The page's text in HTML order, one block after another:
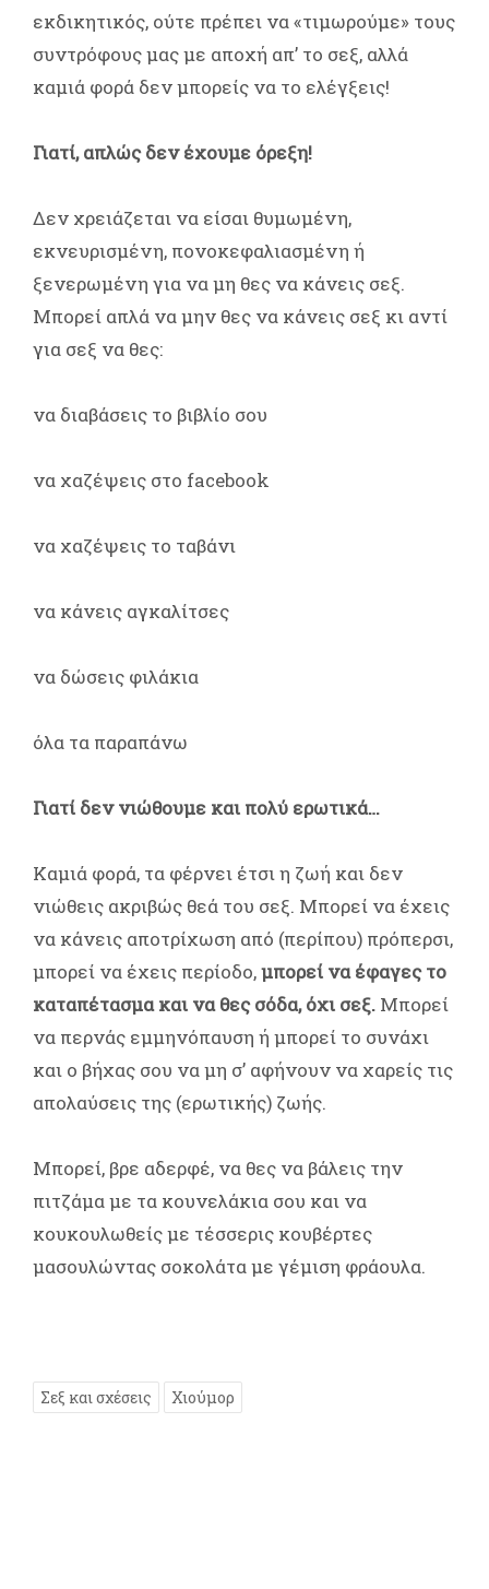
εκδικητικός, ούτε πρέπει να «τιμωρούμε» τους
συντρόφους μας με αποχή απ’ το σεξ, αλλά
καμιά φορά δεν μπορείς να το ελέγξεις!
Γιατί, απλώς δεν έχουμε όρεξη!
Δεν χρειάζεται να είσαι θυμωμένη,
εκνευρισμένη, πονοκεφαλιασμένη ή
ξενερωμένη για να μη θες να κάνεις σεξ.
Μπορεί απλά να μην θες να κάνεις σεξ κι αντί
για σεξ να θες:
να διαβάσεις το βιβλίο σου
να χαζέψεις στο facebook
να χαζέψεις το ταβάνι
να κάνεις αγκαλίτσες
να δώσεις φιλάκια
όλα τα παραπάνω
Γιατί δεν νιώθουμε και πολύ ερωτικά…
Καμιά φορά, τα φέρνει έτσι η ζωή και δεν
νιώθεις ακριβώς θεά του σεξ. Μπορεί να έχεις
να κάνεις αποτρίχωση από (περίπου) πρόπερσι,
μπορεί να έχεις περίοδο,μπορεί να έφαγες το
καταπέτασμα και να θες σόδα, όχι σεξ. Μπορεί
να περνάς εμμηνόπαυση ή μπορεί το συνάχι
και ο βήχας σου να μη σ’ αφήνουν να χαρείς τις
απολαύσεις της (ερωτικής) ζωής.
Μπορεί, βρε αδερφέ, να θες να βάλεις την
πιτζάμα με τα κουνελάκια σου και να
κουκουλωθείς με τέσσερις κουβέρτες
μασουλώντας σοκολάτα με γέμιση φράουλα.
Σεξ και σχέσεις Χιούμορ